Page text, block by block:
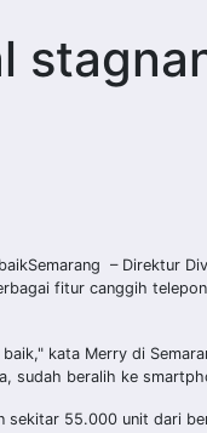
– Direktur
fitur canggih
kata Merry di
sudah beralih ke
55.000 unit dari